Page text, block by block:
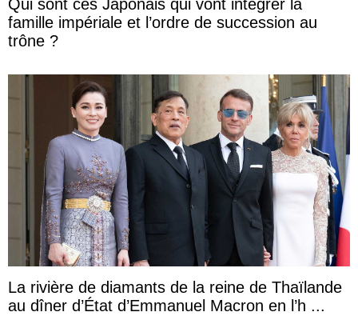
Qui sont ces Japonais qui vont intégrer la
famille impériale et l’ordre de succession au
trône ?
La rivière de diamants de la reine de Thaïlande
au dîner d’État d’Emmanuel Macron en l’h ...